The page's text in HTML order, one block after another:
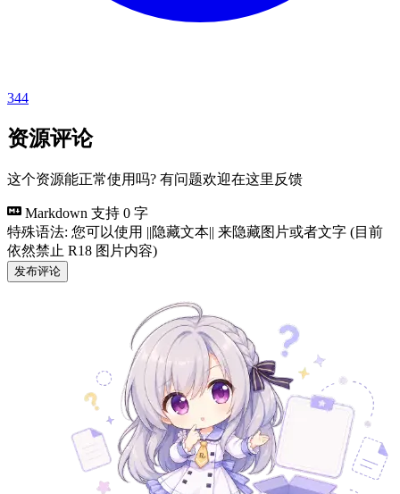
344
资源评论
这个资源能正常使用吗? 有问题欢迎在这里反馈
Markdown 支持 0 字
特殊语法: 您可以使用 ||隐藏文本|| 来隐藏图片或者文字 (目前
依然禁止 R18 图片内容)
发布评论